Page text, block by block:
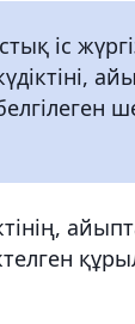
іс